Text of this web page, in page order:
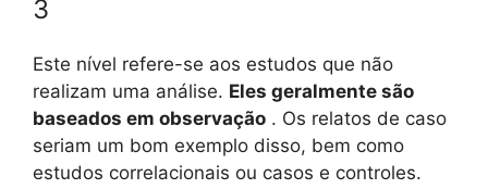
3
Este nível refere-se aos estudos que não
realizam uma análise. Eles geralmente são
baseados em observação . Os relatos de caso
seriam um bom exemplo disso, bem como
estudos correlacionais ou casos e controles.